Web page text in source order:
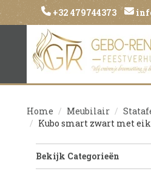
+32 479744373
Home Meubilair
Kubo smart zwart met
Bekijk Categorieën